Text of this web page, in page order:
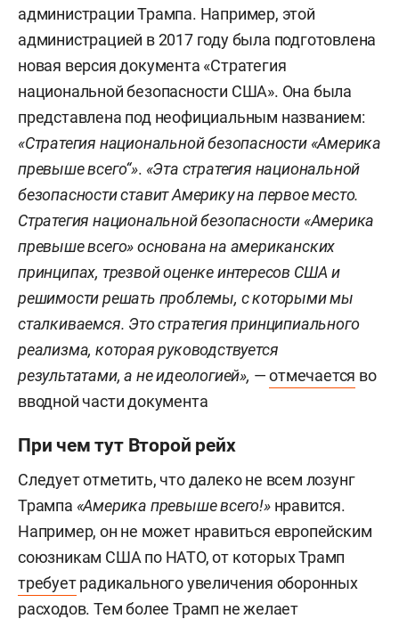
администрации Трампа. Например, этой
администрацией в 2017 году была подготовлена
новая версия документа «Стратегия
национальной безопасности США». Она была
представлена под неофициальным названием:
«Стратегия национальной безопасности «Америка
превыше всего“». «Эта стратегия национальной
безопасности ставит Америку на первое место.
Стратегия национальной безопасности «Америка
превыше всего» основана на американских
принципах, трезвой оценке интересов США и
решимости решать проблемы, с которыми мы
сталкиваемся. Это стратегия принципиального
реализма, которая руководствуется
результатами, а не идеологией», —отмечается во
вводной части документа
При чем тут Второй рейх
Следует отметить, что далеко не всем лозунг
Трампа «Америка превыше всего!»нравится.
Например, он не может нравиться европейским
союзникам США по НАТО, от которых Трамп
требуетрадикального увеличения оборонных
расходов. Тем более Трамп не желает